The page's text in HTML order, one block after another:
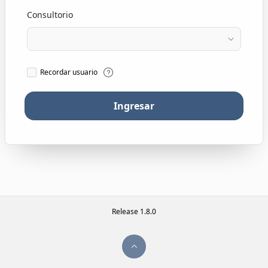
Consultorio
Recordar usuario
Ingresar
Release 1.8.0